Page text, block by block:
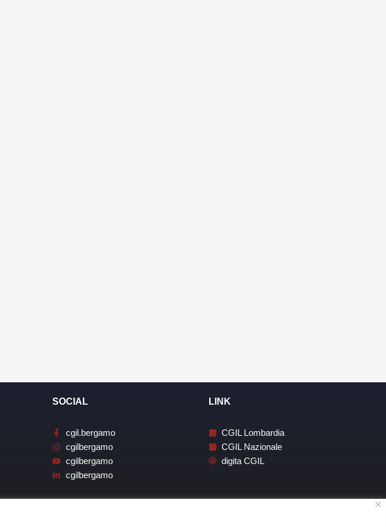
SOCIAL
cgil.bergamo
cgilbergamo
cgilbergamo
cgilbergamo
LINK
CGIL Lombardia
CGIL Nazionale
digita CGIL